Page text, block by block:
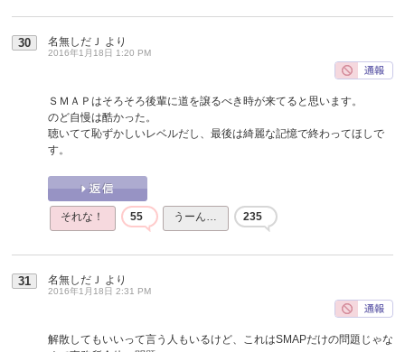
30 名無しだＪ より
2016年1月18日 1:20 PM
ＳＭＡＰはそろそろ後輩に道を譲るべき時が来てると思います。
のど自慢は酷かった。
聴いてて恥ずかしいレベルだし、最後は綺麗な記憶で終わってほしで
す。
それな！ 55 うーん… 235
31 名無しだＪ より
2016年1月18日 2:31 PM
解散してもいいって言う人もいるけど、これはSMAPだけの問題じゃな